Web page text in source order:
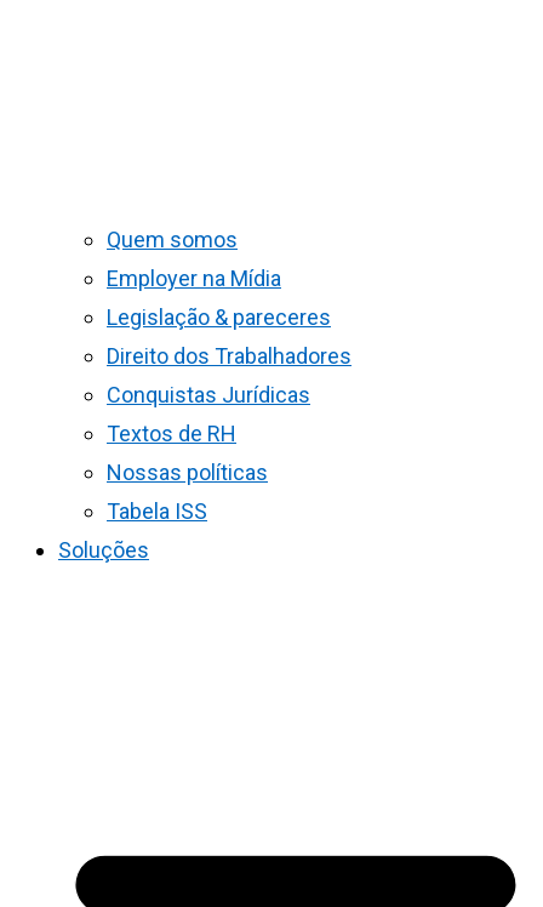
Quem somos
Employer na Mídia
Legislação & pareceres
Direito dos Trabalhadores
Conquistas Jurídicas
Textos de RH
Nossas políticas
Tabela ISS
Soluções